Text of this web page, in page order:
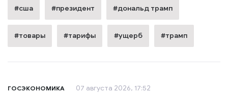
#сша #президент #дональд трамп
#товары #тарифы #ущерб #трамп
ГОСЭКОНОМИКА 07 августа 2026, 17:52